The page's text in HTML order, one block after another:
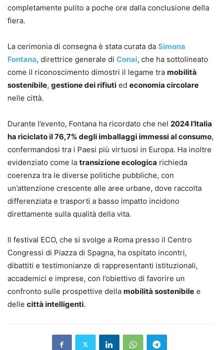
completamente pulito a poche ore dalla conclusione della
fiera.
La cerimonia di consegna è stata curata da Simona
Fontana, direttrice generale di Conai, che ha sottolineato
come il riconoscimento dimostri il legame tra mobilità
sostenibile, gestione dei rifiuti ed economia circolare
nelle città.
Durante l’evento, Fontana ha ricordato che nel 2024 l’Italia
ha riciclato il 76,7% degli imballaggi immessi al consumo,
confermandosi tra i Paesi più virtuosi in Europa. Ha inoltre
evidenziato come la transizione ecologica richieda
coerenza tra le diverse politiche pubbliche, con
un’attenzione crescente alle aree urbane, dove raccolta
differenziata e trasporti a basso impatto incidono
direttamente sulla qualità della vita.
Il festival ECO, che si svolge a Roma presso il Centro
Congressi di Piazza di Spagna, ha ospitato incontri,
dibattiti e testimonianze di rappresentanti istituzionali,
accademici e imprese, con l’obiettivo di favorire un
confronto sulle prospettive della mobilità sostenibile e
delle città intelligenti.